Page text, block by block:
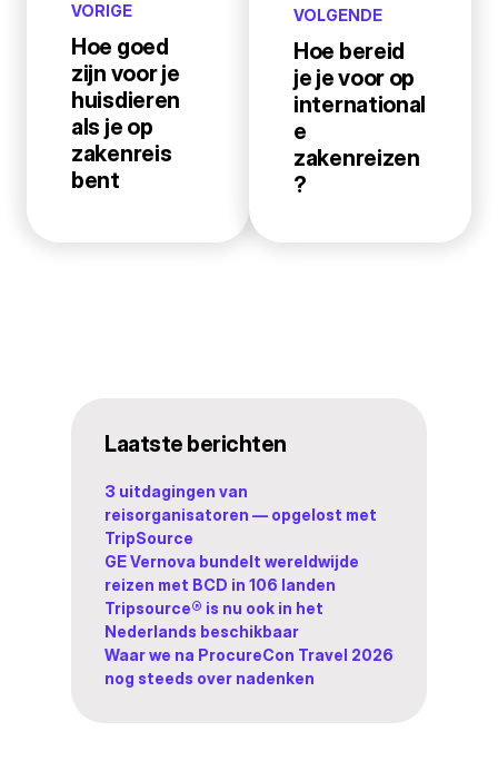
VORIGE
Hoe goed
zijn voor je
huisdieren
als je op
zakenreis
bent
VOLGENDE
Hoe bereid
je je voor op
international
e
zakenreizen
?
Laatste berichten
3 uitdagingen van
reisorganisatoren — opgelost met
TripSource
GE Vernova bundelt wereldwijde
reizen met BCD in 106 landen
Tripsource® is nu ook in het
Nederlands beschikbaar
Waar we na ProcureCon Travel 2026
nog steeds over nadenken